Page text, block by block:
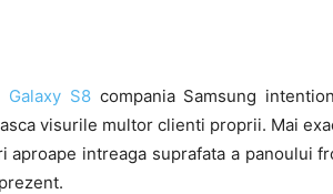
Galaxy S8compania Samsung
visurile multor clienti proprii. Mai
aproape intreaga suprafata a panoului